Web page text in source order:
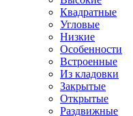
Квадратные
Угловые
Низкие
Особенности
Встроенные
Из кладовки
Закрытые
Открытые
Раздвижные